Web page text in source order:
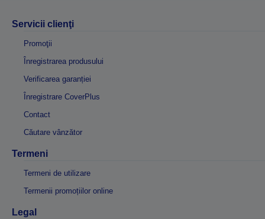
Servicii clienţi
Promoţii
Înregistrarea produsului
Verificarea garanției
Înregistrare CoverPlus
Contact
Căutare vânzător
Termeni
Termeni de utilizare
Termenii promoțiilor online
Legal